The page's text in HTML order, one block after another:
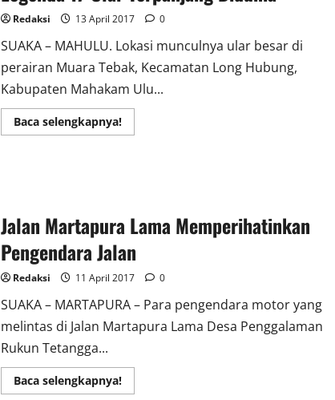
1438
Hijriyah
Haul
Melawan
Kadap
Redaksi 13 April 2017 0
SUAKA – MAHULU. Lokasi munculnya ular besar di
perairan Muara Tebak, Kecamatan Long Hubung,
Kabupaten Mahakam Ulu...
Baca selengkapnya!Read
more
Jalan Martapura Lama Memperihatinkan
Pengendara Jalan
Redaksi 11 April 2017 0
SUAKA – MARTAPURA – Para pengendara motor yang
melintas di Jalan Martapura Lama Desa Penggalaman
Rukun Tetangga...
Baca selengkapnya!Read
more